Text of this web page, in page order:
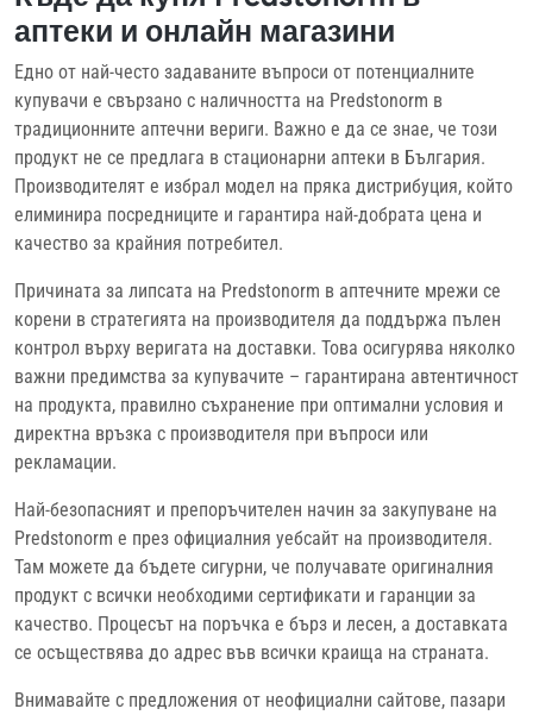
аптеки и онлайн магазини
Едно от най-често задаваните въпроси от потенциалните
купувачи е свързано с наличността на Predstonorm в
традиционните аптечни вериги. Важно е да се знае, че този
продукт не се предлага в стационарни аптеки в България.
Производителят е избрал модел на пряка дистрибуция, който
елиминира посредниците и гарантира най-добрата цена и
качество за крайния потребител.
Причината за липсата на Predstonorm в аптечните мрежи се
корени в стратегията на производителя да поддържа пълен
контрол върху веригата на доставки. Това осигурява няколко
важни предимства за купувачите – гарантирана автентичност
на продукта, правилно съхранение при оптимални условия и
директна връзка с производителя при въпроси или
рекламации.
Най-безопасният и препоръчителен начин за закупуване на
Predstonorm е през официалния уебсайт на производителя.
Там можете да бъдете сигурни, че получавате оригиналния
продукт с всички необходими сертификати и гаранции за
качество. Процесът на поръчка е бърз и лесен, а доставката
се осъществява до адрес във всички краища на страната.
Внимавайте с предложения от неофициални сайтове, пазари